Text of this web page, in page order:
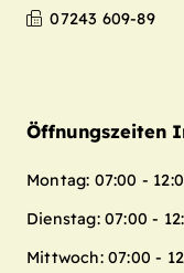
07243 609-89
Öffnungszeiten
Montag: 07:00 -
Dienstag: 07:00 -
Mittwoch: 07:00 -